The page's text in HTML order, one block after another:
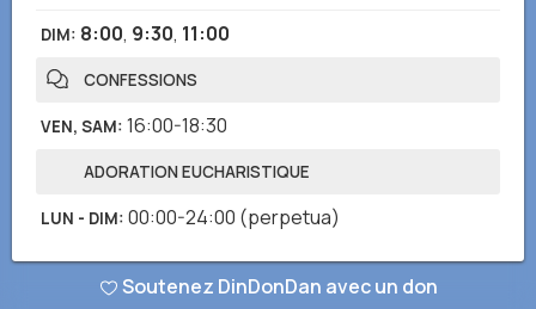
DIM: 8:00, 9:30, 11:00
CONFESSIONS
VEN, SAM: 16:00-18:30
ADORATION EUCHARISTIQUE
LUN - DIM: 00:00-24:00 (perpetua)
Avez-vous remarqué des informations incorrectes ou manquantes
Soutenez DinDonDan avec un don